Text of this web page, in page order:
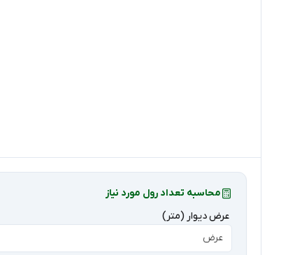
محاسبه تعداد رول مورد نیاز
عرض دیوار (متر)